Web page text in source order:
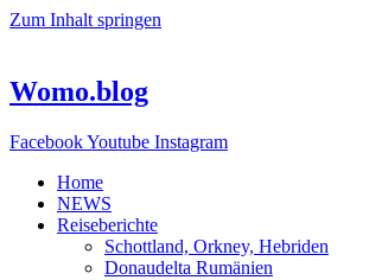
Zum Inhalt springen
Womo.blog
FacebookYoutube Instagram
Home
NEWS
Reiseberichte
Schottland, Orkney, Hebriden
Donaudelta Rumänien